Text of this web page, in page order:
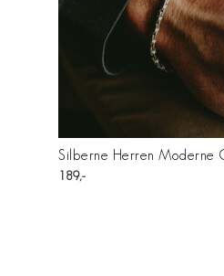
Silberne Herren Moderne
189